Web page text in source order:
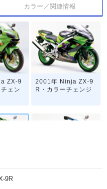
カラー／関連情報
ZX-9
ェン
2001年 Ninja ZX-9
R・カラーチェンジ
ンジ
9R